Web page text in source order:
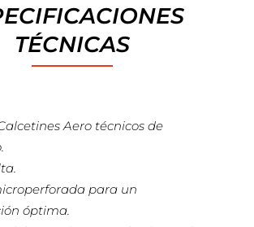
TÉCNICAS
Aero técnicos de
para un
óptima.